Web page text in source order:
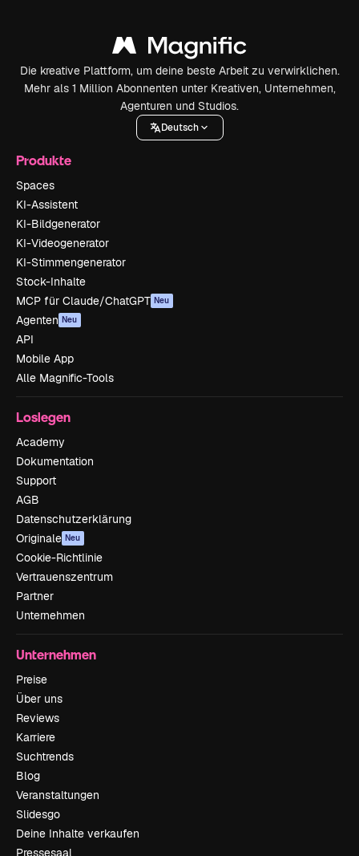
Die kreative Plattform, um deine beste Arbeit zu verwirklichen.
Mehr als 1 Million Abonnenten unter Kreativen, Unternehmen,
Agenturen und Studios.
Deutsch
Produkte
Spaces
KI-Assistent
KI-Bildgenerator
KI-Videogenerator
KI-Stimmengenerator
Stock-Inhalte
MCP für Claude/ChatGPT Neu
Agenten Neu
API
Mobile App
Alle Magnific-Tools
Loslegen
Academy
Dokumentation
Support
AGB
Datenschutzerklärung
Originale Neu
Cookie-Richtlinie
Vertrauenszentrum
Partner
Unternehmen
Unternehmen
Preise
Über uns
Reviews
Karriere
Suchtrends
Blog
Veranstaltungen
Slidesgo
Deine Inhalte verkaufen
Pressesaal